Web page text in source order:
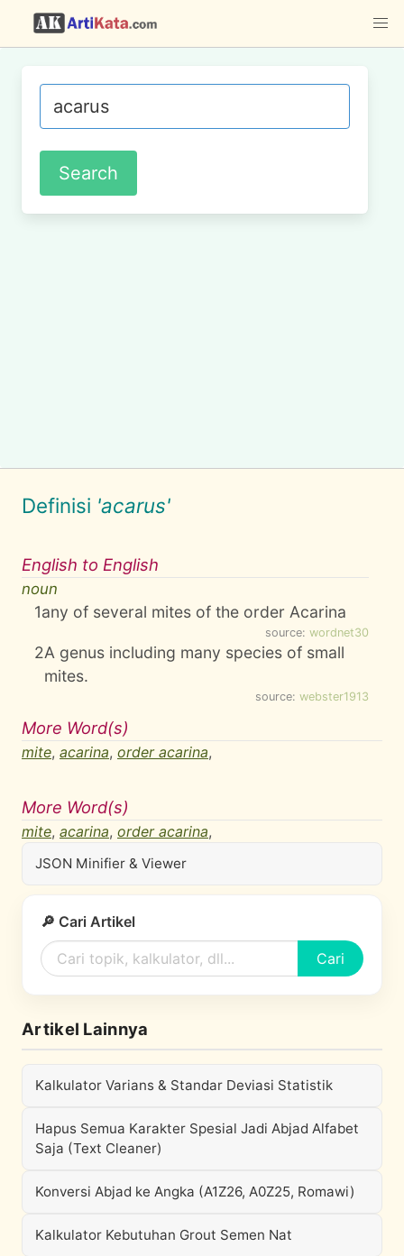
Definisi 'acarus'
English to English
noun
1any of several mites of the order Acarina
source: wordnet30
2A genus including many species of small
mites.
source: webster1913
More Word(s)
mite, acarina, order acarina,
More Word(s)
mite, acarina, order acarina,
JSON Minifier & Viewer
🔎 Cari Artikel
Cari
Artikel Lainnya
Kalkulator Varians & Standar Deviasi Statistik
Hapus Semua Karakter Spesial Jadi Abjad Alfabet
Saja (Text Cleaner)
Konversi Abjad ke Angka (A1Z26, A0Z25, Romawi)
Kalkulator Kebutuhan Grout Semen Nat